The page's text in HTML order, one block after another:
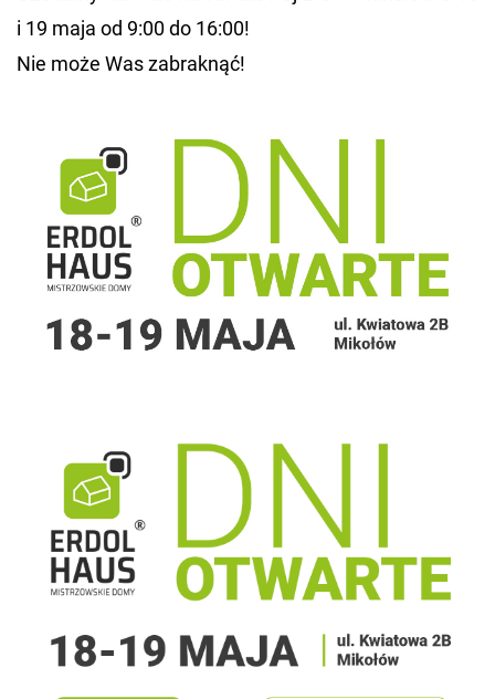
i 19 maja od 9:00 do 16:00!
Nie może Was za­brak­nąć!